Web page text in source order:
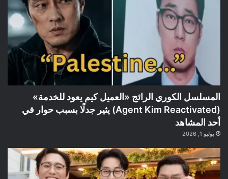
المسلسل الكوري الرائج «العميل كيم يعود للخدمة»
(Agent Kim Reactivated) يثير جدلًا بسبب حوار في
أحد المشاهد
يوليو 1, 2026